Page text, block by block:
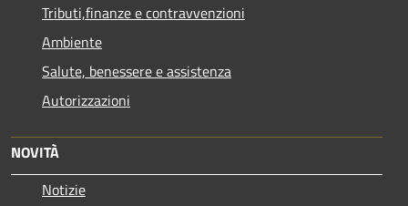
Tributi,finanze e contravvenzioni
Ambiente
Salute, benessere e assistenza
Autorizzazioni
NOVITÀ
Notizie